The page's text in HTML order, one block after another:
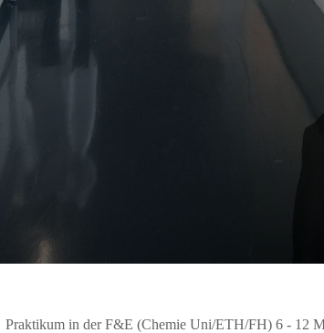
Praktikum in der F&E (Chemie Uni/ETH/FH) 6 - 12